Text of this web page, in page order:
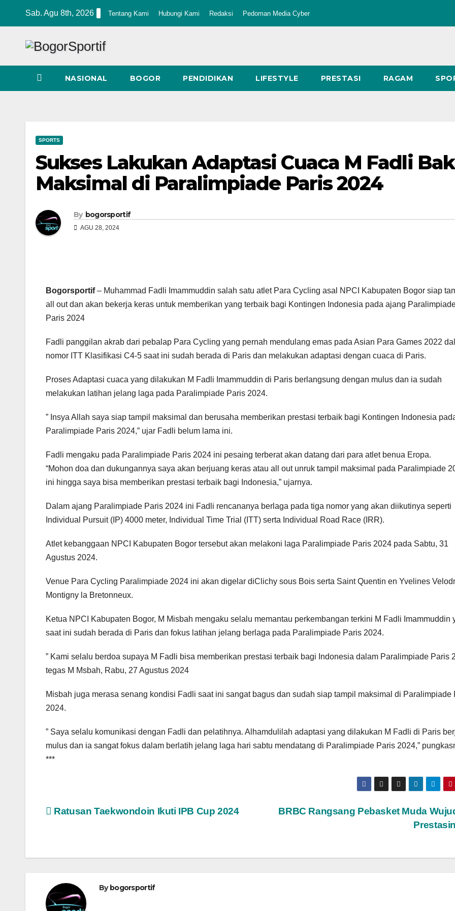
Sab. Agu 8th, 2026 Tentang Kami Hubungi Kami Redaksi Pedoman Media Cyber
NASIONAL BOGOR PENDIDIKAN LIFESTYLE PRESTASI RAGAM
SPORTS
Sukses Lakukan Adaptasi Cuaca M Fadli
Maksimal di Paralimpiade Paris 2024
By bogorsportif
AGU 28, 2024
Bogorsportif– Muhammad Fadli Imammuddin salah satu atlet Para Cycling asal NPCI Kabupaten Bogor siap
all out dan akan bekerja keras untuk memberikan yang terbaik bagi Kontingen Indonesia pada ajang
Paris 2024
Fadli panggilan akrab dari pebalap Para Cycling yang pernah mendulang emas pada Asian Para Games 2022
nomor ITT Klasifikasi C4-5 saat ini sudah berada di Paris dan melakukan adaptasi dengan cuaca di Paris.
Proses Adaptasi cuaca yang dilakukan M Fadli Imammuddin di Paris berlangsung dengan mulus dan ia sudah
melakukan latihan jelang laga pada Paralimpiade Paris 2024.
” Insya Allah saya siap tampil maksimal dan berusaha memberikan prestasi terbaik bagi Kontingen Indonesia
Paralimpiade Paris 2024,” ujar Fadli belum lama ini.
Fadli mengaku pada Paralimpiade Paris 2024 ini pesaing terberat akan datang dari para atlet benua Eropa.
“Mohon doa dan dukungannya saya akan berjuang keras atau all out unruk tampil maksimal pada Paralimpiade
ini hingga saya bisa memberikan prestasi terbaik bagi Indonesia,” ujarnya.
Dalam ajang Paralimpiade Paris 2024 ini Fadli rencananya berlaga pada tiga nomor yang akan diikutinya seperti
Individual Pursuit (IP) 4000 meter, Individual Time Trial (ITT) serta Individual Road Race (IRR).
Atlet kebanggaan NPCI Kabupaten Bogor tersebut akan melakoni laga Paralimpiade Paris 2024 pada Sabtu, 31
Agustus 2024.
Venue Para Cycling Paralimpiade 2024 ini akan digelar diClichy sous Bois serta Saint Quentin en Yvelines
Montigny la Bretonneux.
Ketua NPCI Kabupaten Bogor, M Misbah mengaku selalu memantau perkembangan terkini M Fadli Imammuddin
saat ini sudah berada di Paris dan fokus latihan jelang berlaga pada Paralimpiade Paris 2024.
” Kami selalu berdoa supaya M Fadli bisa memberikan prestasi terbaik bagi Indonesia dalam Paralimpiade Paris
tegas M Msbah, Rabu, 27 Agustus 2024
Misbah juga merasa senang kondisi Fadli saat ini sangat bagus dan sudah siap tampil maksimal di Paralimpiade
2024.
” Saya selalu komunikasi dengan Fadli dan pelatihnya. Alhamdulilah adaptasi yang dilakukan M Fadli di Paris
mulus dan ia sangat fokus dalam berlatih jelang laga hari sabtu mendatang di Paralimpiade Paris 2024,”
***
Navigasi
BRBC Rangsang Pebasket Muda
Ratusan Taekwondoin Ikuti IPB Cup 2024
Bybogorsportif